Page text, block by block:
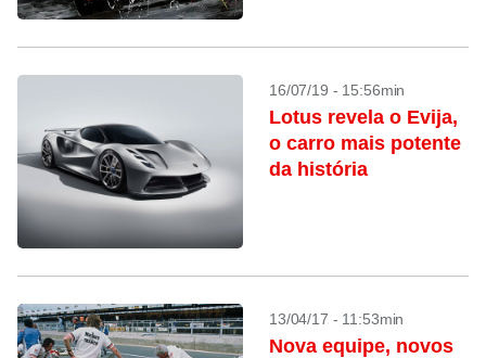
16/07/19 - 15:56min
Lotus revela o Evija,
o carro mais potente
da história
13/04/17 - 11:53min
Nova equipe, novos